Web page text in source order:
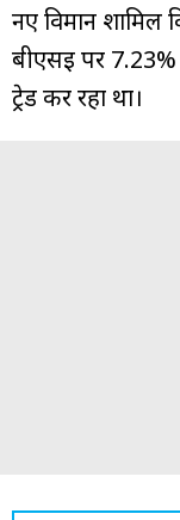
नए विमान
बीएसई पर
ट्रेड कर रहा था।